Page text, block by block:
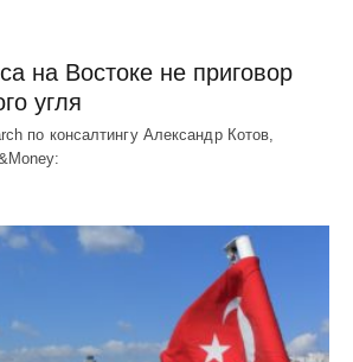
на Востоке не приговор
угля
по консалтингу Александр Котов,